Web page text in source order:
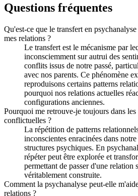
Questions fréquentes
Qu'est-ce que le transfert en
mes relations ?
Le transfert est le mécanisme par
inconsciemment sur autrui des
conflits issus de notre passé,
avec nos parents. Ce phénomène
reproduisons certains patterns
pourquoi nos relations actuelles
configurations anciennes.
Pourquoi me retrouve-je toujours dans
conflictuelles ?
La répétition de patterns
inconscientes enracinées dans
structures psychiques. En
répéter peut être explorée et
permettant de passer d'une relation
véritablement construite.
Comment la psychanalyse peut-elle
relations ?